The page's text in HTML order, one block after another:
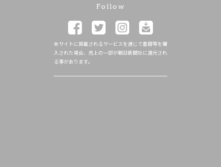
Follow
本サイトに掲載されるサービスを通じて書籍等を購
入された場合、売上の一部が朝日新聞社に還元され
る事があります。